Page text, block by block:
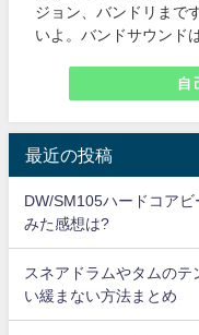
ジョン、バンドリまで
いよ。バンドサウンド
自
最近の投稿
DW/SM105ハードコア
みた感想は?
スネアドラムやタムの
い緩まない方法まとめ